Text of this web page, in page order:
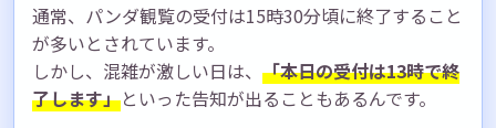
通常、パンダ観覧の受付は15時30分頃に終了すること
が多いとされています。
しかし、混雑が激しい日は、 「本日の受付は13時で終
了します」といった告知が出ることもあるんです。